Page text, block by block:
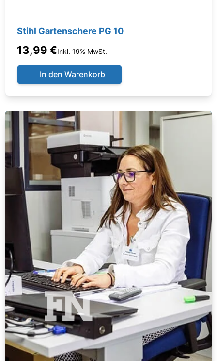
Stihl Gartenschere PG 10
13,99 €Inkl. 19% MwSt.
In den Warenkorb